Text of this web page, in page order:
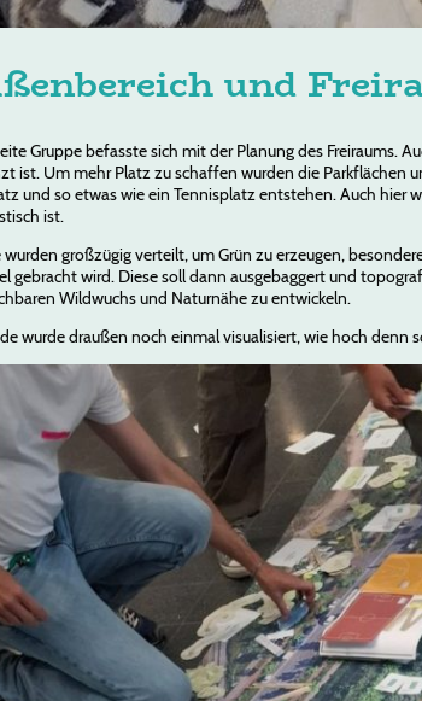
und
Gruppe befasste sich mit der Planung des Freiraums.
ist. Um mehr Platz zu schaffen wurden die Parkflächen
und so etwas wie ein Tennisplatz entstehen. Auch hier
ist.
wurden großzügig verteilt, um Grün zu erzeugen,
gebracht wird. Diese soll dann ausgebaggert und
Wildwuchs und Naturnähe zu entwickeln.
wurde draußen noch einmal visualisiert, wie hoch